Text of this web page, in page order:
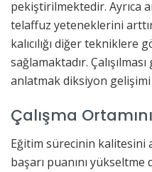
pekiştirilmektedir. Ayrıca
telaffuz yeteneklerini
kalıcılığı diğer tekniklere
sağlamaktadır.
anlatmak diksiyon
Çalışma
Eğitim sürecinin kalitesini
başarı puanını yükseltme